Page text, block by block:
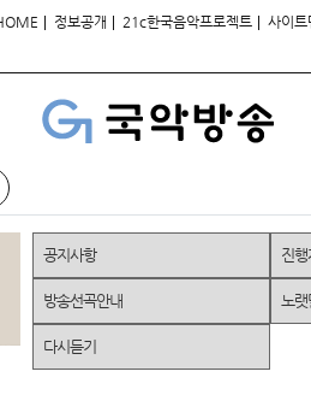
| 정보공개 | 21c한국음악프로젝트 | 사이트
공지사항 진
방송선곡안내 노랫
다시듣기